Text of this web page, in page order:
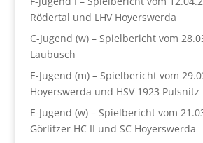
Rödertal und LHV Hoyerswerda
C-Jugend (w) – Spielbericht vom
Laubusch
E-Jugend (m) – Spielbericht vom
Hoyerswerda und HSV 1923 Pulsnitz
E-Jugend (w) – Spielbericht vom
Görlitzer HC II und SC Hoyerswerda